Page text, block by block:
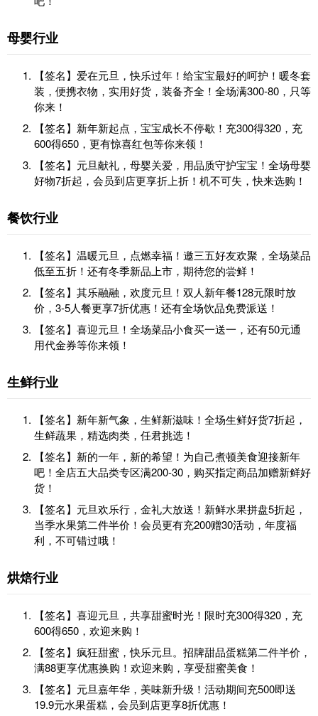
母婴行业
【签名】爱在元旦，快乐过年！给宝宝最好的呵护！暖冬套
装，便携衣物，实用好货，装备齐全！全场满300-80，只等
你来！
【签名】新年新起点，宝宝成长不停歇！充300得320，充
600得650，更有惊喜红包等你来领！
【签名】元旦献礼，母婴关爱，用品质守护宝宝！全场母婴
好物7折起，会员到店更享折上折！机不可失，快来选购！
餐饮行业
【签名】温暖元旦，点燃幸福！邀三五好友欢聚，全场菜品
低至五折！还有冬季新品上市，期待您的尝鲜！
【签名】其乐融融，欢度元旦！双人新年餐128元限时放
价，3-5人餐更享7折优惠！还有全场饮品免费派送！
【签名】喜迎元旦！全场菜品小食买一送一，还有50元通
用代金券等你来领！
生鲜行业
【签名】新年新气象，生鲜新滋味！全场生鲜好货7折起，
生鲜蔬果，精选肉类，任君挑选！
【签名】新的一年，新的希望！为自己煮顿美食迎接新年
吧！全店五大品类专区满200-30，购买指定商品加赠新鲜好
货！
【签名】元旦欢乐行，金礼大放送！新鲜水果拼盘5折起，
当季水果第二件半价！会员更有充200赠30活动，年度福
利，不可错过哦！
烘焙行业
【签名】喜迎元旦，共享甜蜜时光！限时充300得320，充
600得650，欢迎来购！
【签名】疯狂甜蜜，快乐元旦。招牌甜品蛋糕第二件半价，
满88更享优惠换购！欢迎来购，享受甜蜜美食！
【签名】元旦嘉年华，美味新升级！活动期间充500即送
19.9元水果蛋糕，会员到店更享8折优惠！